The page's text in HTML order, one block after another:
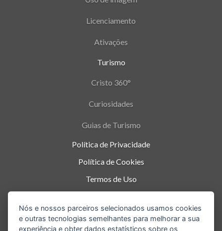
Licenciamento
Ativações
Turismo
Cristo 360°
Curiosidades
Guias de Turismo
Política de Privacidade
Política de Cookies
Termos de Uso
Rio de Janeiro-RJ
Nós e nossos parceiros selecionados usamos cookies
e outras tecnologias semelhantes para melhorar a sua
experiência e obter dados estatísticos sobre os